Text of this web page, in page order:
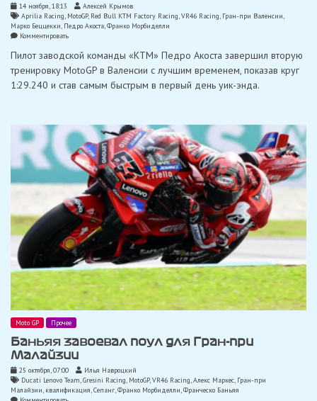
14 ноября, 18:13
Алексей Крымов
Aprilia Racing, MotoGP, Red Bull KTM Factory Racing,VR46 Racing, Гран-при Валенсии
Марко Беццекки, Педро Акоста,Франко Морбиделли
Комментироватьon
Акоста
задаёт
темп
во
Валенсии
Пилот заводской команды «KTM» Педро Акоста завершил вторую
тренировку MotoGP в Валенсии с лучшим временем, показав круг
1:29.240 и став самым быстрым в первый день уик-энда.
Moto GP Прочее
Баньяя завоевал поул для Гран-при
Малайзии
25 октября, 07:00
Илья Навроцкий
Ducati Lenovo Team,Gresini Racing, MotoGP,VR46 Racing,Алекс Маркес, Гран-при
Малайзии, квалификация,Сепанг,Франко Морбиделли,Франческо Баньяя